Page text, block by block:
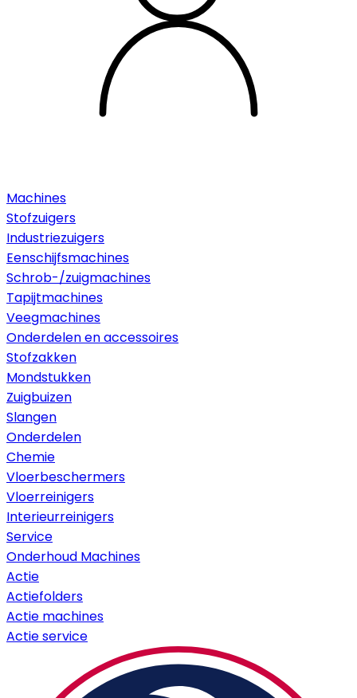
Machines
Stofzuigers
Industriezuigers
Eenschijfsmachines
Schrob-/zuigmachines
Tapijtmachines
Veegmachines
Onderdelen en accessoires
Stofzakken
Mondstukken
Zuigbuizen
Slangen
Onderdelen
Chemie
Vloerbeschermers
Vloerreinigers
Interieurreinigers
Service
Onderhoud Machines
Actie
Actiefolders
Actie machines
Actie service